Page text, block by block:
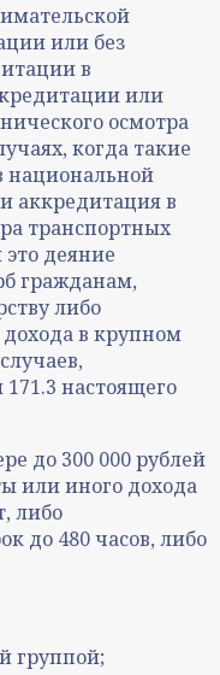
или без
в
или
осмотра
когда такие
национальной
аккредитация в
транспортных
это деяние
гражданам,
либо
в крупном
настоящего
до 300 000 рублей
или иного дохода
либо
до 480 часов, либо
группой;